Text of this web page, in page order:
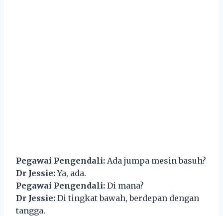
Pegawai Pengendali: Ada jumpa mesin basuh?
Dr Jessie:Ya, ada.
Pegawai Pengendali: Di mana?
Dr Jessie: Di tingkat bawah, berdepan dengan
tangga.